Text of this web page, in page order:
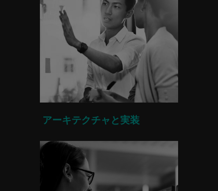
アーキテクチャと実装